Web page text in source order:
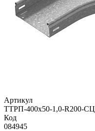
Артикул
ТТРП-400х50-1,0-R200-СЦ
Код
084945